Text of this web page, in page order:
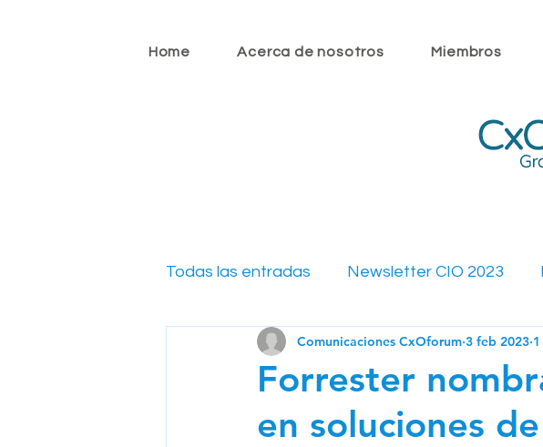
Home Acerca de nosotros Miembros
Todas las entradas Newsletter CIO 2023
Newsletter CIO 2022 Newsletter CMO
Newsletter CIO 2024 Newsletter CMO
Forrester
en soluciones
Comunicaciones CxOforum 3 feb 2023